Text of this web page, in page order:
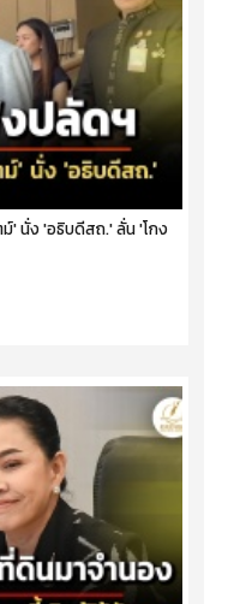
' นั่ง 'อธิบดีสถ.' ลั่น 'โกง